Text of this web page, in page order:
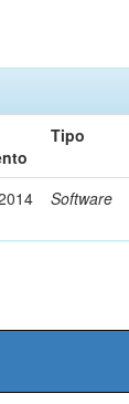
Tipo
Software